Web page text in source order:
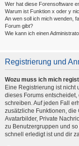
Wer hat diese Forensoftware
Warum ist Funktion x oder y
An wen soll ich mich wenden,
Forum gibt?
Wie kann ich einen
Registrierung und
Wozu muss ich mich
Eine Registrierung ist nicht
dieses Forums
schreiben. Auf jeden Fall
zusätzliche Funktionen, die
Avatarbilder, Private
zu Benutzergruppen und
schnell erledigt ist und dir